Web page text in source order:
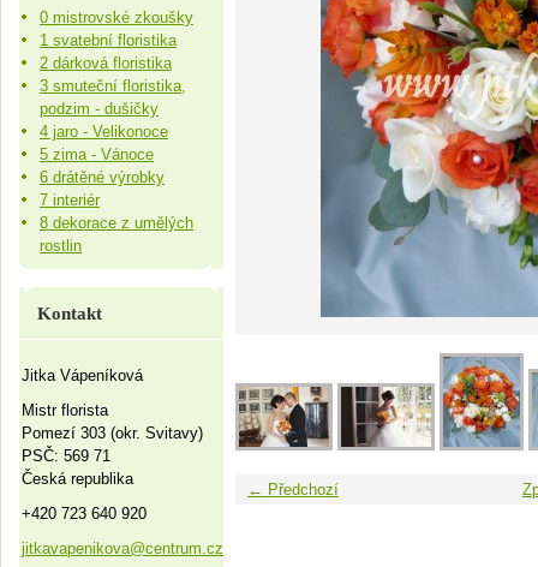
← Předchozí
0 mistrovské zkoušky
1 svatební floristika
2 dárková floristika
3 smuteční floristika,
podzim - dušičky
4 jaro - Velikonoce
5 zima - Vánoce
6 drátěné výrobky
7 interiér
8 dekorace z umělých
rostlin
Kontakt
Jitka Vápeníková
Mistr florista
Pomezí 303 (okr. Svitavy)
PSČ: 569 71
Česká republika
+420 723 640 920
jitkavapenikova@centrum.cz